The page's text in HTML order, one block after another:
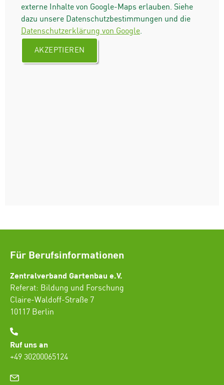
externe Inhalte von Google-Maps erlauben. Siehe
dazu unsere Datenschutzbestimmungen und die
Datenschutzerklärung von Google.
AKZEPTIEREN
Für Berufsinformationen
Zentralverband Gartenbau e.V.
Referat: Bildung und Forschung
Claire-Waldoff-Straße 7
10117 Berlin
Ruf uns an
+49 30200065124